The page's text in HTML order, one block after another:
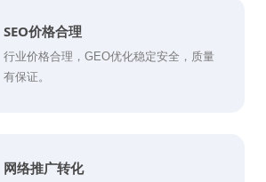
SEO价格合理
行业价格合理，GEO优化稳定安全，质量
有保证。
网络推广转化